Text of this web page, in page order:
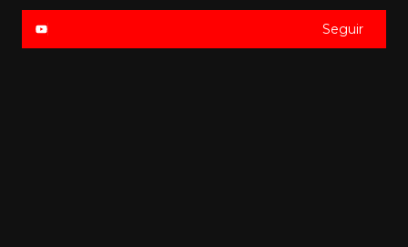
Seguir